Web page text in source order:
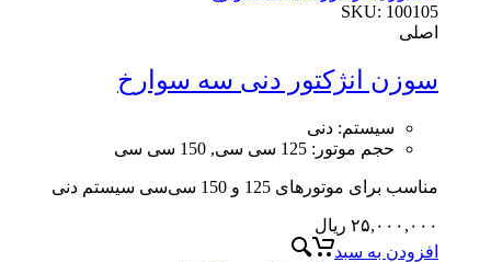
SKU: 100105
اصلی
سوزن انژکتور دنی سه سوارخ
سیستم: دنی
حجم موتور : 125 سی سی, 150 سی سی
مناسب برای موتورهای 125 و 150 سی‌سی سیستم دنی
۲۵,۰۰۰,۰۰۰ ریال
افزودن به سبد